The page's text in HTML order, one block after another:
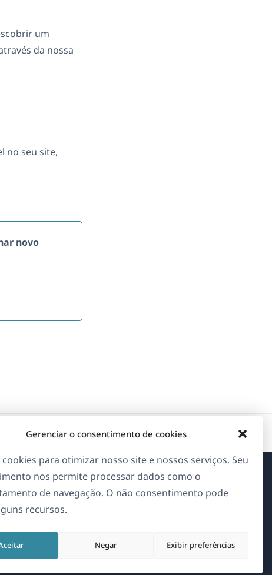
Gerenciar o consentimento de cookies
cookies para otimizar nosso site e nossos serviços. Seu
nos permite processar dados como o
de navegação. O não consentimento pode
recursos.
Negar Exibir preferências
um
da nossa
no seu site,
novo
Sobre o WPML
GDPR & Política de Privacidade
em